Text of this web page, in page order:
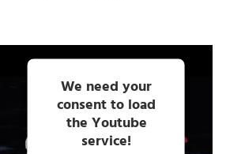
We need your
consent to load
the Youtube
service!